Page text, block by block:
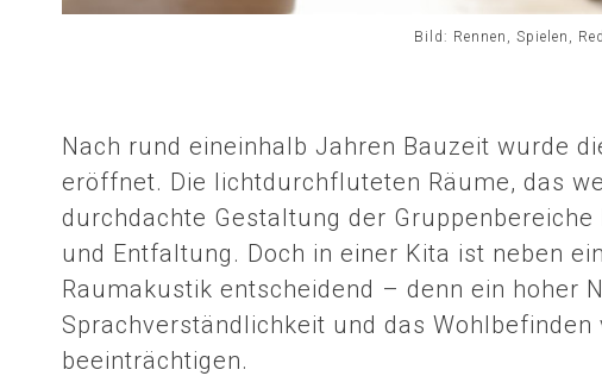
Bild: Rennen, Spielen,
Nach rund eineinhalb Jahren Bauzeit wurde
eröffnet. Die lichtdurchfluteten Räume, das
durchdachte Gestaltung der
und Entfaltung. Doch in einer Kita ist neben
Raumakustik entscheidend – denn ein hoher
Sprachverständlichkeit und das
beeinträchtigen.